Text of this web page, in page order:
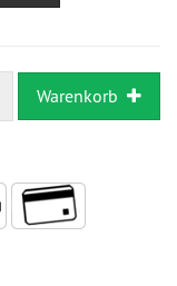
Warenkorb